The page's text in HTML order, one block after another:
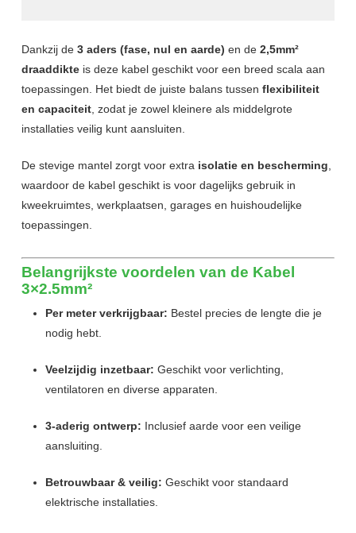
Dankzij de 3 aders (fase, nul en aarde) en de 2,5mm²
draaddikteis deze kabel geschikt voor een breed scala aan
toepassingen. Het biedt de juiste balans tussen flexibiliteit
en capaciteit, zodat je zowel kleinere als middelgrote
installaties veilig kunt aansluiten.
De stevige mantel zorgt voor extra isolatie en bescherming,
waardoor de kabel geschikt is voor dagelijks gebruik in
kweekruimtes, werkplaatsen, garages en huishoudelijke
toepassingen.
Belangrijkste voordelen van de Kabel
3×2.5mm²
Per meter verkrijgbaar: Bestel precies de lengte die je
nodig hebt.
Veelzijdig inzetbaar: Geschikt voor verlichting,
ventilatoren en diverse apparaten.
3-aderig ontwerp: Inclusief aarde voor een veilige
aansluiting.
Betrouwbaar & veilig: Geschikt voor standaard
elektrische installaties.